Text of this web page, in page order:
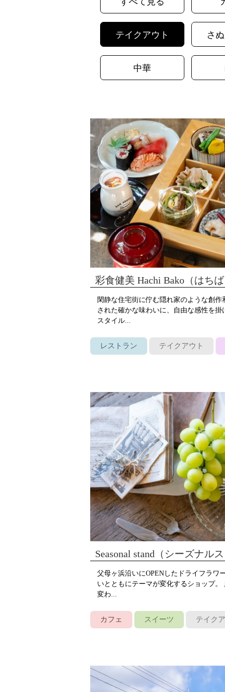
テイクアウト さ
中華
彩食健美 Hachi Bako（はちば
閑静な住宅街に佇む隠れ家のような創
された確かな味わいに、自由な感性を
スタイル...
レストラン テイクアウト
Seasonal stand（シーズナルス
父母ヶ浜沿いにOPENしたドライフラワ
いとともにテーマが変化するショップ
変わ...
カフェ スイーツ テイク